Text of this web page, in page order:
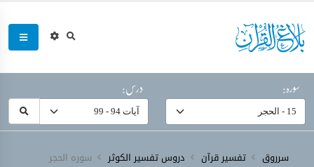
سورہ: درس:
سرروق تفسیر قرآن دروس تفسیر الکوثر سورہ ‎الحجر